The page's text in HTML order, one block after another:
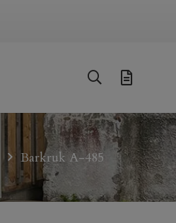
Barkruk A-485